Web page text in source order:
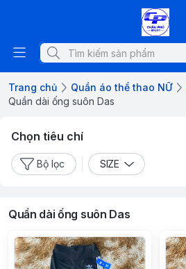
Trang chủ Quần áo thể thao NỮ
Quần dài ống suôn Das
Chọn tiêu chí
Bộ lọc SIZE
Quần dài ống suôn Das